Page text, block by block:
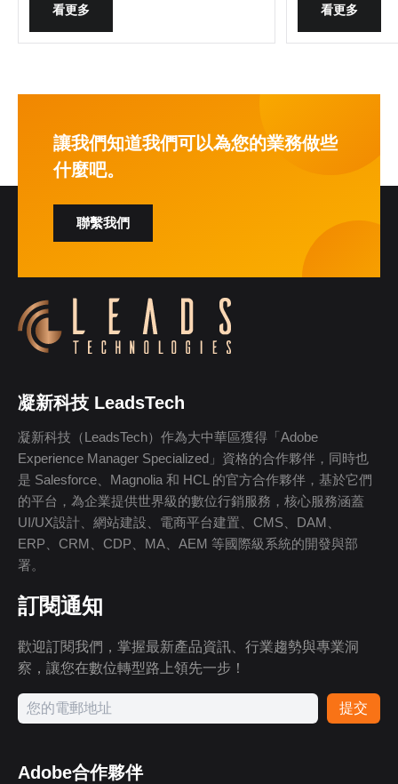
看更多
的市場中脫穎而
看更多
讓我們知道我們可以為您的業務做些
什麼吧。
聯繫我們
凝新科技 LeadsTech
凝新科技（LeadsTech）作為大中華區獲得「Adobe
Experience Manager Specialized」資格的合作夥伴，同時也
是 Salesforce、Magnolia 和 HCL 的官方合作夥伴，基於它們
的平台，為企業提供世界級的數位行銷服務，核心服務涵蓋
UI/UX設計、網站建設、電商平台建置、CMS、DAM、
ERP、CRM、CDP、MA、AEM 等國際級系統的開發與部
署。
訂閱通知
歡迎訂閱我們，掌握最新產品資訊、行業趨勢與專業洞
察，讓您在數位轉型路上領先一步！
提交
Adobe合作夥伴